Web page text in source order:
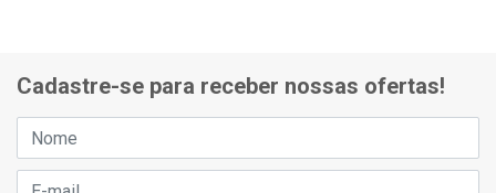
Cadastre-se para receber nossas ofertas!